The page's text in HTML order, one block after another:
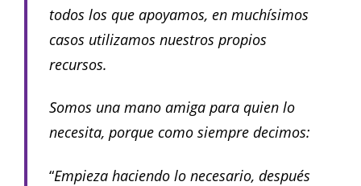
todos los que apoyamos, en muchísimos
casos utilizamos nuestros propios
recursos.
Somos una mano amiga para quien lo
necesita, porque como siempre decimos:
“Empieza haciendo lo necesario, después